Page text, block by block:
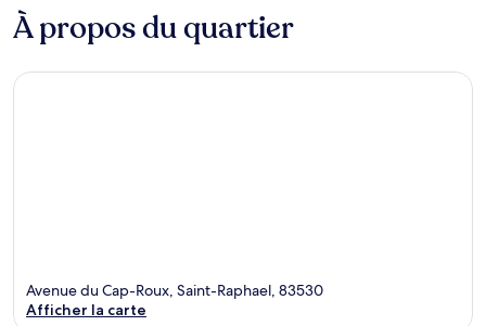
À propos du quartier
Avenue du Cap-Roux, Saint-Raphael, 83530
Afficher la carte